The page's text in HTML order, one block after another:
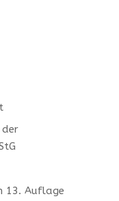
der
13. Auflage